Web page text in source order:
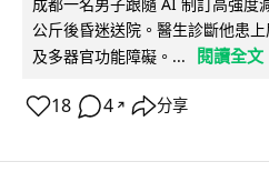
公斤後昏迷送院。醫生診斷他患
及多器官功能障礙。...
閱讀全文
18 4 ↗ 分享